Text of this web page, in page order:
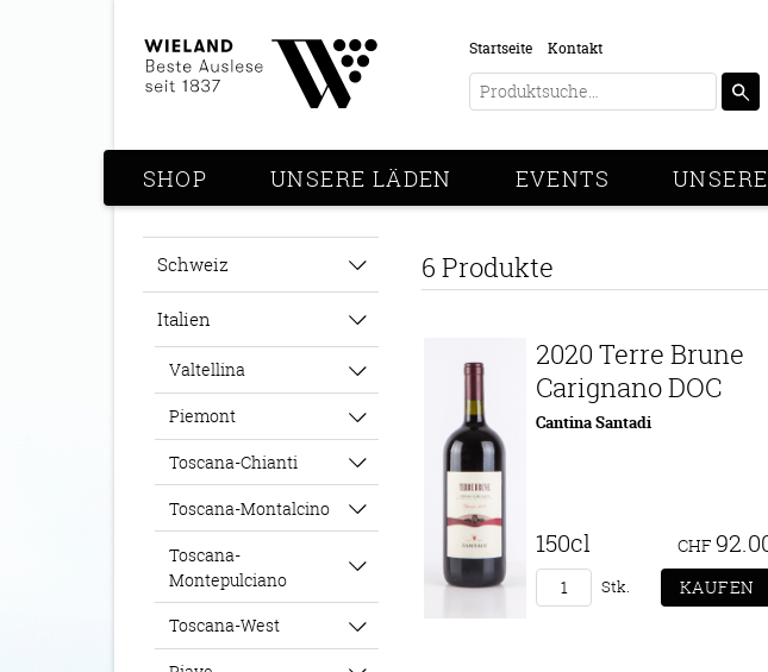
Startseite Kontakt
SHOP UNSERE LÄDEN EVENTS
Schweiz
Italien
Valtellina
Piemont
Toscana-Chianti
Toscana-Montalcino
Toscana-
Montepulciano
Toscana-West
6 Produkte
2020 Terre Brune
Carignano DOC
Cantina Santadi
150cl CHF
Stk.